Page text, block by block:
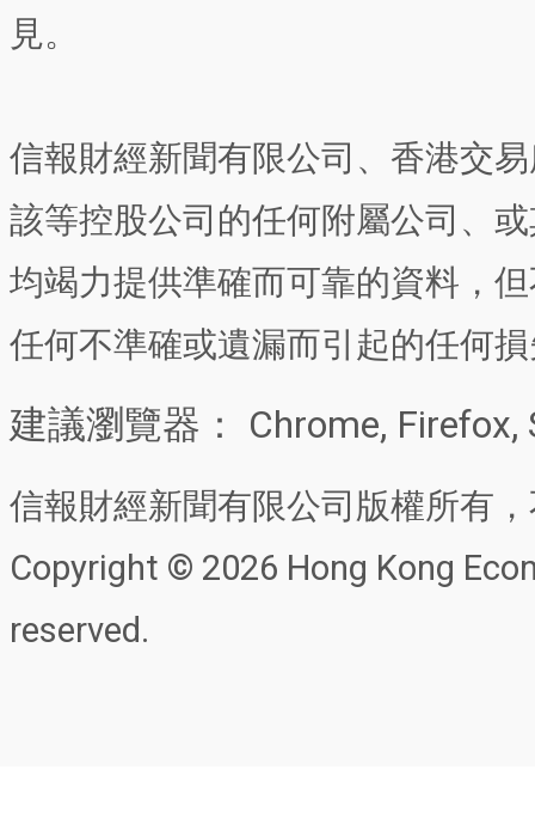
見。
信報財經新聞有限公司、香港交
該等控股公司的任何附屬公司、
均竭力提供準確而可靠的資料，
任何不準確或遺漏而引起的任何
建議瀏覽器： Chrome, Firefox,
信報財經新聞有限公司版權所有
Copyright © 2026 Hong Kong
reserved.